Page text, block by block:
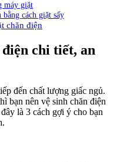
máy giặt
cách giặt sấy
chăn điện
chi tiết, an
đến chất lượng giấc ngủ.
bạn nên vệ sinh chăn điện
là 3 cách gợi ý cho bạn